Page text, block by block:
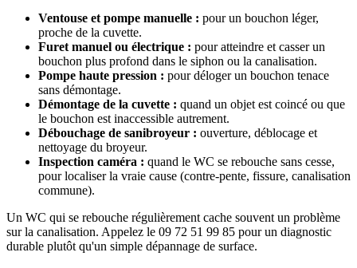
Ventouse et pompe manuelle : pour un bouchon léger,
proche de la cuvette.
Furet manuel ou électrique : pour atteindre et casser un
bouchon plus profond dans le siphon ou la canalisation.
Pompe haute pression : pour déloger un bouchon tenace
sans démontage.
Démontage de la cuvette : quand un objet est coincé ou que
le bouchon est inaccessible autrement.
Débouchage de sanibroyeur : ouverture, déblocage et
nettoyage du broyeur.
Inspection caméra : quand le WC se rebouche sans cesse,
pour localiser la vraie cause (contre-pente, fissure, canalisation
commune).
Un WC qui se rebouche régulièrement cache souvent un problème
sur la canalisation. Appelez le 09 72 51 99 85 pour un diagnostic
durable plutôt qu'un simple dépannage de surface.